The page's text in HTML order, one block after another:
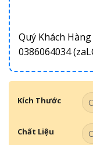
Quý Khách
0386064034
Kích Thước
Chất Liệu